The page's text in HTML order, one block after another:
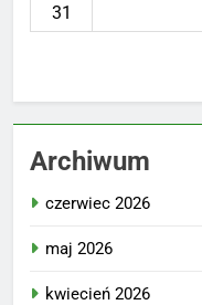
31
Archiwum
czerwiec 2026
maj 2026
kwiecień 2026